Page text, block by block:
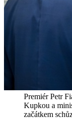
Premiér Petr
Kupkou a
začátkem